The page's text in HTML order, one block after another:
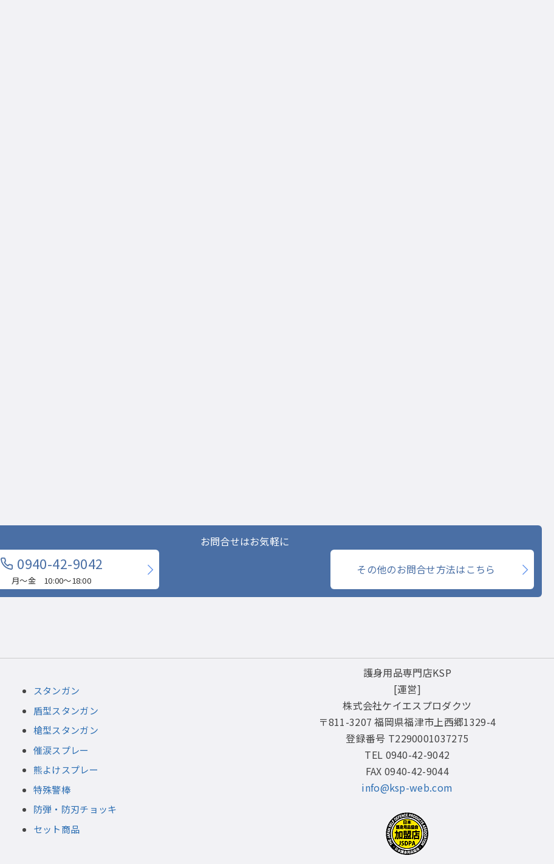
お問合せはお気軽に
0940-42-9042
月〜金 10:00〜18:00
その他のお問合せ方法はこちら
スタンガン
盾型スタンガン
槍型スタンガン
催涙スプレー
熊よけスプレー
特殊警棒
防弾・防刃チョッキ
セット商品
護身用品専門店KSP
[運営]
株式会社ケイエスプロダクツ
〒811-3207 福岡県福津市上西郷1329-4
登録番号 T2290001037275
TEL 0940-42-9042
FAX 0940-42-9044
info@ksp-web.com